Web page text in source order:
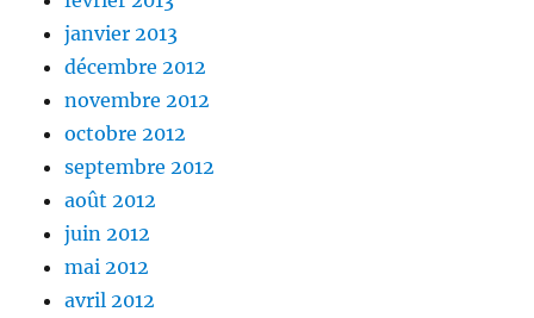
janvier 2013
décembre 2012
novembre 2012
octobre 2012
septembre 2012
août 2012
juin 2012
mai 2012
avril 2012